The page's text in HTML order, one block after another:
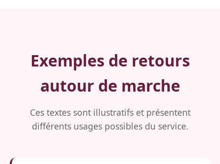
Exemples de retours
autour de marche
Ces textes sont illustratifs et présentent
différents usages possibles du service.